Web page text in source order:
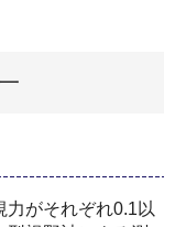
がそれぞれ0.1以